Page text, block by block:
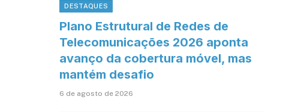
DESTAQUES
Plano Estrutural de Redes de
Telecomunicações 2026 aponta
avanço da cobertura móvel, mas
mantém desafio
6 de agosto de 2026